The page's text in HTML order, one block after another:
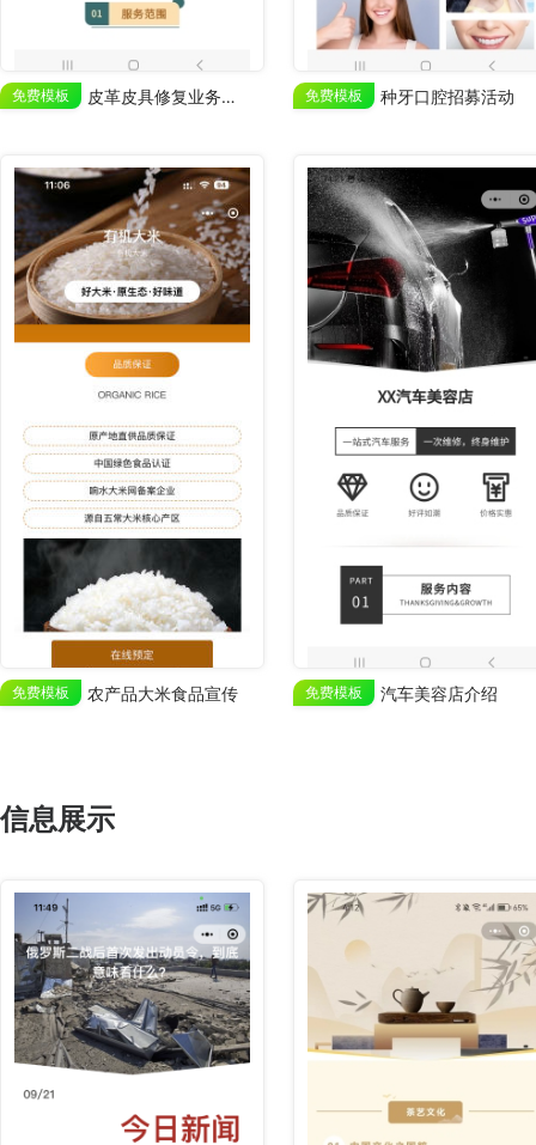
免费模板 皮革皮具修复业务宣传 免费模板 种牙口腔招募活动
免费模板 农产品大米食品宣传 免费模板 汽车美容店介绍
信息展示